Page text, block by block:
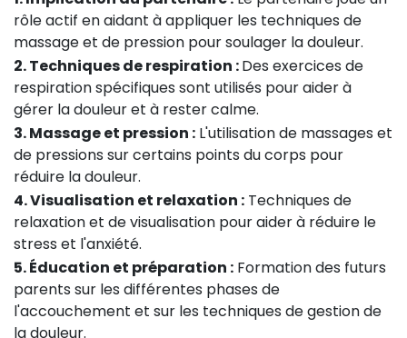
rôle actif en aidant à appliquer les techniques de
massage et de pression pour soulager la douleur.
2. Techniques de respiration :Des exercices de
respiration spécifiques sont utilisés pour aider à
gérer la douleur et à rester calme.
3. Massage et pression : L'utilisation de massages et
de pressions sur certains points du corps pour
réduire la douleur.
4. Visualisation et relaxation : Techniques de
relaxation et de visualisation pour aider à réduire le
stress et l'anxiété.
5. Éducation et préparation : Formation des futurs
parents sur les différentes phases de
l'accouchement et sur les techniques de gestion de
la douleur.